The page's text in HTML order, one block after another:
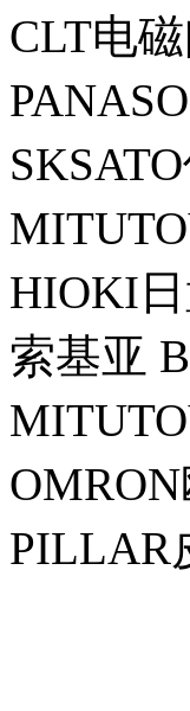
CLT电
HIOKI
索基亚
PILLAR